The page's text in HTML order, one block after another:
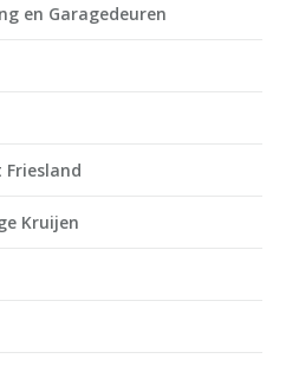
en Garagedeuren
Kruijen